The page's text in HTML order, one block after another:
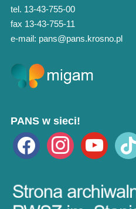
tel. 13-43-755-00
fax 13-43-755-11
e-mail: pans@pans.krosno.pl
PANS w sieci!
facebook instagramyoutube tiktok